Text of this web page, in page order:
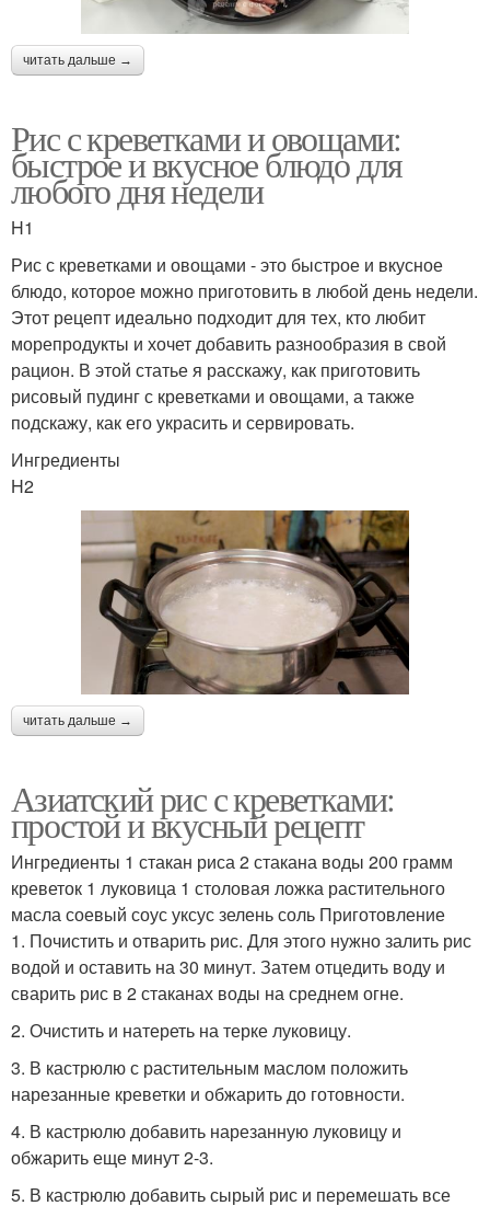
читать дальше →
Рис с креветками и овощами:
быстрое и вкусное блюдо для
любого дня недели
H1
Рис с креветками и овощами - это быстрое и вкусное
блюдо, которое можно приготовить в любой день недели.
Этот рецепт идеально подходит для тех, кто любит
морепродукты и хочет добавить разнообразия в свой
рацион. В этой статье я расскажу, как приготовить
рисовый пудинг с креветками и овощами, а также
подскажу, как его украсить и сервировать.
Ингредиенты
H2
читать дальше →
Азиатский рис с креветками:
простой и вкусный рецепт
Ингредиенты 1 стакан риса 2 стакана воды 200 грамм
креветок 1 луковица 1 столовая ложка растительного
масла соевый соус уксус зелень соль Приготовление
1. Почистить и отварить рис. Для этого нужно залить рис
водой и оставить на 30 минут. Затем отцедить воду и
сварить рис в 2 стаканах воды на среднем огне.
2. Очистить и натереть на терке луковицу.
3. В кастрюлю с растительным маслом положить
нарезанные креветки и обжарить до готовности.
4. В кастрюлю добавить нарезанную луковицу и
обжарить еще минут 2-3.
5. В кастрюлю добавить сырый рис и перемешать все